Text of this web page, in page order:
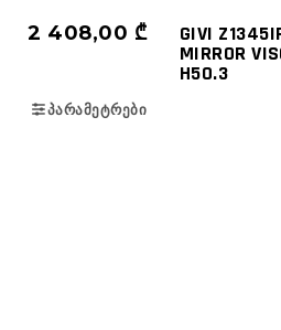
2 408,00 ₾
ᲞᲐᲠᲐᲛᲔᲢᲠᲔᲑᲘ
GIVI
MIRROR
H50.3